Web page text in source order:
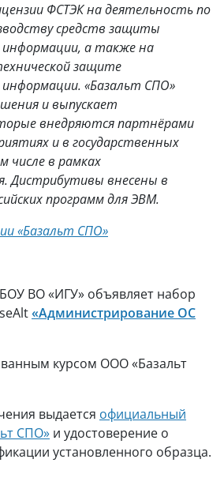
ФСТЭК на деятельность по
средств защиты
а также на
защите
«Базальт СПО»
и выпускает
внедряются партнёрами
и в государственных
числе в рамках
Дистрибутивы внесены в
программ для ЭВМ.
«Базальт СПО»
ВО «ИГУ» объявляет набор
«Администрирование ОС
курсом ООО «Базальт
выдается официальный
СПО» и удостоверение о
установленного образца.